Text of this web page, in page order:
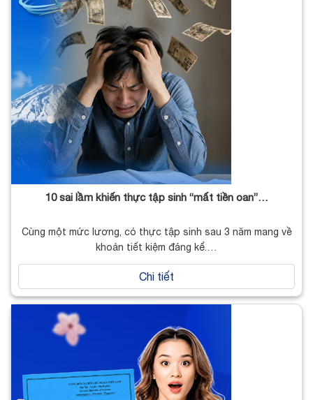
10 sai lầm khiến thực tập sinh “mất tiền oan”…
Cùng một mức lương, có thực tập sinh sau 3 năm mang về
khoản tiết kiệm đáng kể.…
Chi tiết